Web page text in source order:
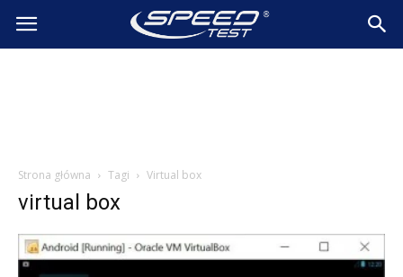
SpeedTest.pl
Strona główna Tagi Virtual box
virtual box